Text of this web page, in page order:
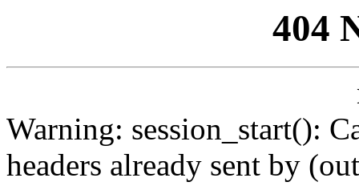
404
Warning: session_start():
headers already sent by